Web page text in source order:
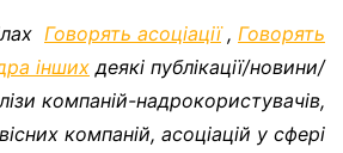
Говорять асоціації, Говорять
інших деякі публікації/новини/
компаній-надрокористувачів,
компаній, асоціацій у сфері